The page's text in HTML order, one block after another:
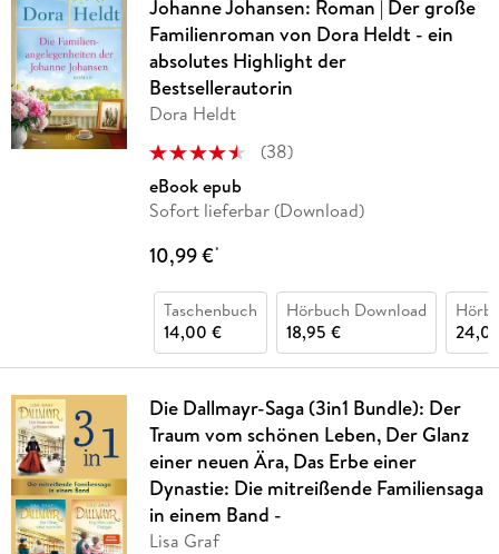
Johanne Johansen: Roman | Der große
Familienroman von Dora Heldt - ein
absolutes Highlight der
Bestsellerautorin
Dora Heldt
(38)
eBook epub
Sofort lieferbar (Download)
10,99 €*
Taschenbuch
14,00 €
Hörbuch Download
18,95 €
Die Dallmayr-Saga (3in1 Bundle): Der
Traum vom schönen Leben, Der Glanz
einer neuen Ära, Das Erbe einer
Dynastie: Die mitreißende Familiensaga
in einem Band -
Lisa Graf